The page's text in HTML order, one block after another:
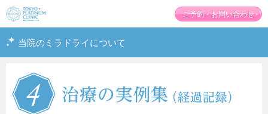
東
京
ラ
リ
ご予約・お問い合わせ
当院のミラドライについて